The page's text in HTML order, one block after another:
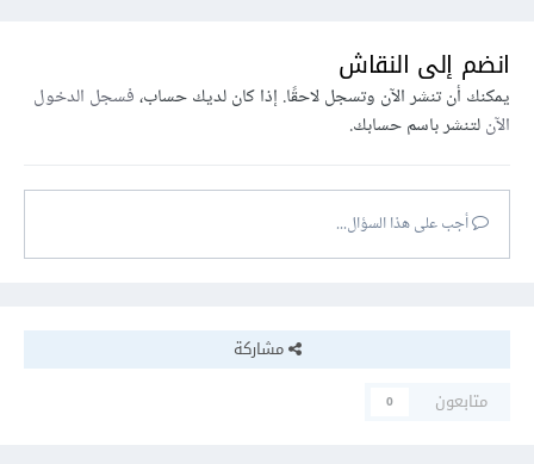
انضم إلى النقاش
يمكنك أن تنشر الآن وتسجل لاحقًا. إذا كان لديك حساب،فسجل الدخول
الآنلتنشر باسم حسابك.
أجب على هذا السؤال...
مشاركة
متابعون
0